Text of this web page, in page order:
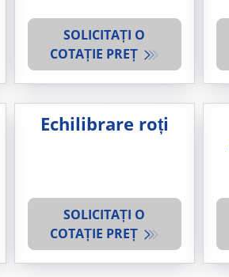
SOLICITAȚI O
COTAȚIE PREȚ
Echilibrare roți
SOLICITAȚI O
COTAȚIE PREȚ